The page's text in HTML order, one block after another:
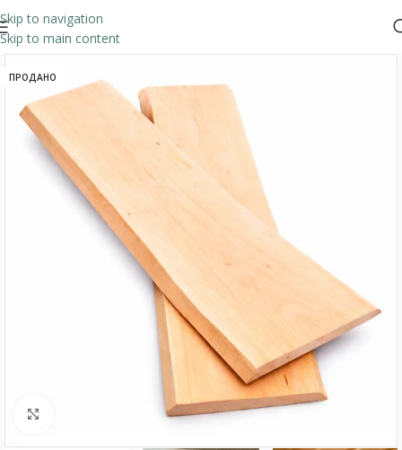
Skip to navigation
Skip to main content
ПРОДАНО
Нажмите, чтобы увеличить